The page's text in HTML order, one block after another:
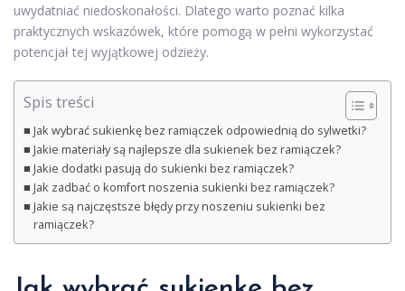
uwydatniać niedoskonałości. Dlatego warto poznać kilka
praktycznych wskazówek, które pomogą w pełni wykorzystać
potencjał tej wyjątkowej odzieży.
Spis treści
Jak wybrać sukienkę bez ramiączek odpowiednią do sylwetki?
Jakie materiały są najlepsze dla sukienek bez ramiączek?
Jakie dodatki pasują do sukienki bez ramiączek?
Jak zadbać o komfort noszenia sukienki bez ramiączek?
Jakie są najczęstsze błędy przy noszeniu sukienki bez
ramiączek?